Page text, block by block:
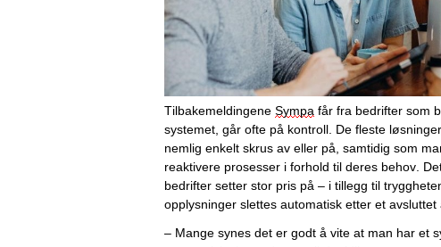
Tilbakemeldingene Sympa får fra bedrifter som
systemet, går ofte på kontroll. De fleste
nemlig enkelt skrus av eller på, samtidig som
reaktivere prosesser i forhold til deres behov.
bedrifter setter stor pris på – i tillegg til
opplysninger slettes automatisk etter et avsluttet
– Mange synes det er godt å vite at man har et